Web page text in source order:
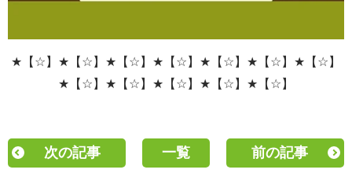
★【☆】★【☆】★【☆】★【☆】★【☆】★【☆】★【☆】
★【☆】★【☆】★【☆】★【☆】★【☆】
次の記事 一覧 前の記事